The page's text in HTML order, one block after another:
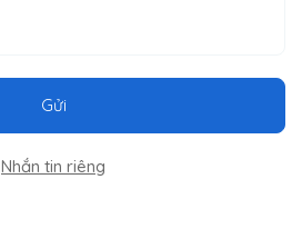
Gửi
Nhắn tin riêng